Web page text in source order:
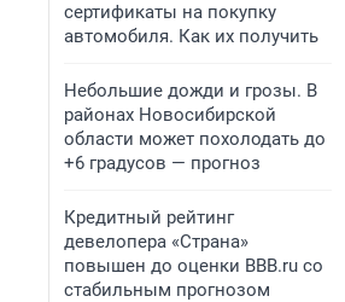
сертификаты на покупку
автомобиля. Как их получить
Небольшие дожди и грозы. В
районах Новосибирской
области может похолодать до
+6 градусов — прогноз
Кредитный рейтинг
девелопера «Страна»
повышен до оценки BBB.ru со
стабильным прогнозом